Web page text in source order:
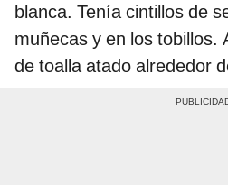
blanca. Tenía cintillos de
muñecas y en los tobillos.
de toalla atado alrededor